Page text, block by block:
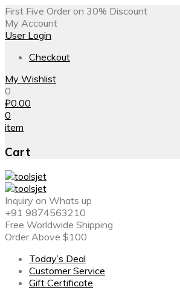
First Five Order on 30% Discount
My Account
User Login
Checkout
My Wishlist
0
₽0.00
0
item
Cart
Inquiry on Whats up
+91 9874563210
Free Worldwide Shipping
Order Above $100
Today’s Deal
Customer Service
Gift Certificate